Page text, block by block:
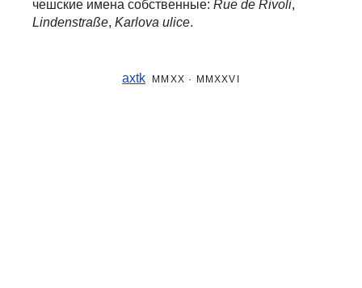
чешские имена собственные: Rue de Rivoli,
Lindenstraße, Karlova ulice.
axtk MMXX · MMXXVI